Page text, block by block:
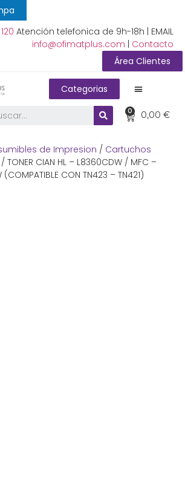
Atención telefonica de 9h-18h | EMAIL
info@ofimatplus.com
Contacto
Área Clientes
Categorias
0,00€
0
de Impresion / Cartuchos
TONER CIAN HL – L8360CDW / MFC –
CON TN423 – TN421)